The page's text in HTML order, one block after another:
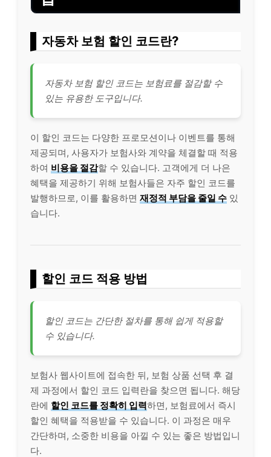
자동차 보험 할인 코드란?
자동차 보험 할인 코드는 보험료를 절감할 수
있는 유용한 도구입니다.
이 할인 코드는 다양한 프로모션이나 이벤트를 통해
제공되며, 사용자가 보험사와 계약을 체결할 때 적용
하여 비용을 절감할 수 있습니다. 고객에게 더 나은
혜택을 제공하기 위해 보험사들은 자주 할인 코드를
발행하므로, 이를 활용하면 재정적 부담을 줄일 수 있
습니다.
할인 코드 적용 방법
할인 코드는 간단한 절차를 통해 쉽게 적용할
수 있습니다.
보험사 웹사이트에 접속한 뒤, 보험 상품 선택 후 결
제 과정에서 할인 코드 입력란을 찾으면 됩니다. 해당
란에 할인 코드를 정확히 입력하면, 보험료에서 즉시
할인 혜택을 적용받을 수 있습니다. 이 과정은 매우
간단하며, 소중한 비용을 아낄 수 있는 좋은 방법입니
다.